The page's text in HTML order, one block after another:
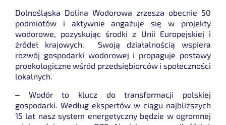
Dolnośląska Dolina Wodorowa zrzesza obecnie 50
podmiotów i aktywnie angażuje się w projekty
wodorowe, pozyskując środki z Unii Europejskiej i
źródeł krajowych. Swoją działalnością wspiera
rozwój gospodarki wodorowej i propaguje postawy
proekologiczne wśród przedsiębiorców i społeczności
lokalnych.
– Wodór to klucz do transformacji polskiej
gospodarki. Według ekspertów w ciągu najbliższych
15 lat nasz system energetyczny będzie w ogromnej